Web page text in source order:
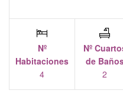
Nº
Habitaciones
4
Nº
de
2